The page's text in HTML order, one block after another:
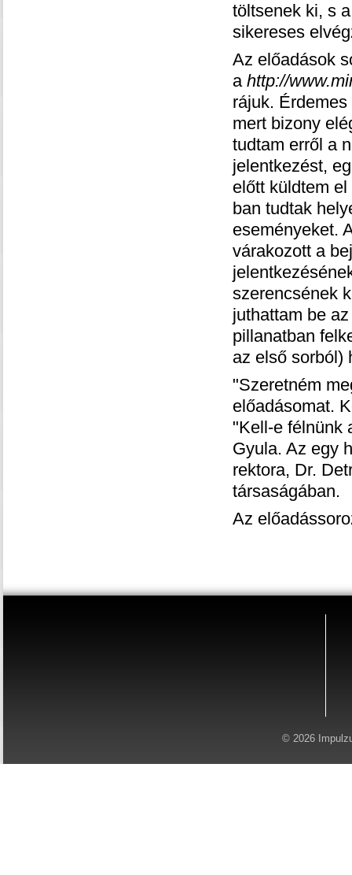
töltsenek ki, s
sikereses
Az előadások
a http://
rájuk.
mert bizony
tudtam erről a
jelentkezést,
előtt küldtem
ban tudtak
eseményeket.
várakozott a
szerencsének
juthattam be
pillanatban
az első sorból)
"Szeretném
előadásomat.
"Kell-e félnünk
Gyula. Az egy
rektora, Dr.
társaságában.
Az
© 2026